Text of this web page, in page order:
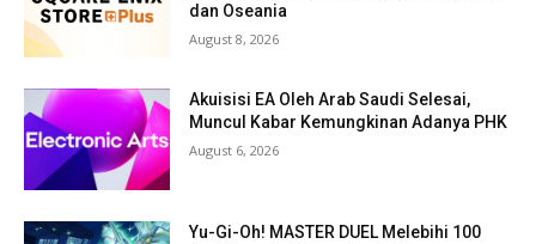
dan Oseania
August 8, 2026
Akuisisi EA Oleh Arab Saudi Selesai,
Muncul Kabar Kemungkinan Adanya PHK
August 6, 2026
Yu-Gi-Oh! MASTER DUEL Melebihi 100